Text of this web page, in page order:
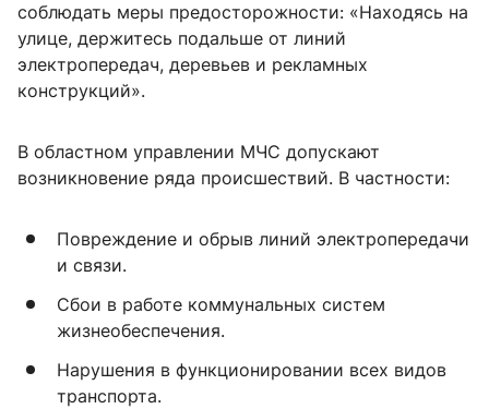
соблюдать меры предосторожности: «Находясь на
улице, держитесь подальше от линий
электропередач, деревьев и рекламных
конструкций».
В областном управлении МЧС допускают
возникновение ряда происшествий. В частности:
Повреждение и обрыв линий электропередачи
и связи.
Сбои в работе коммунальных систем
жизнеобеспечения.
Нарушения в функционировании всех видов
транспорта.